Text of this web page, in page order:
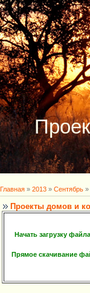
Главная » 2013 » Сентябрь »
Проекты домов и
Начать загрузку
Прямое скачивание